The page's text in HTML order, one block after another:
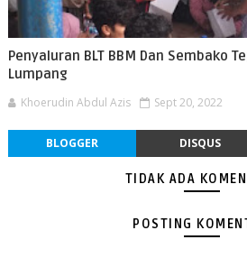
Penyaluran BLT BBM Dan Sembako
Lumpang
Khoerudin Abdul Azis Sept 20, 2022
BLOGGER DISQUS
TIDAK ADA
POSTING